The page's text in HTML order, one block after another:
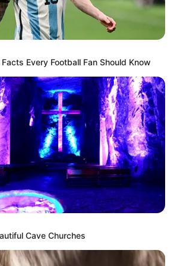
φανουρόπιτα το 2026;
evianews.com στο
για να ακούσετε ζωντανά
στον Πτήση 103,2 fm
Every Football Fan Should Know
Cave Churches